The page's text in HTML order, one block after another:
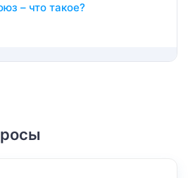
– что такое?